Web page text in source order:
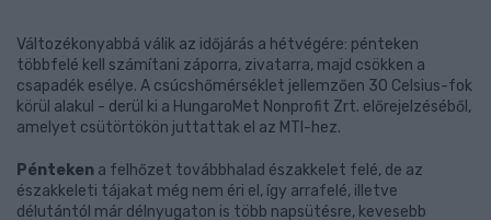
Változékonyabbá válik az időjárás a hétvégére: pénteken
többfelé kell számítani záporra, zivatarra, majd csökken a
csapadék esélye. A csúcshőmérséklet jellemzően 30 Celsius-fok
körül alakul - derül ki a HungaroMet Nonprofit Zrt. előrejelzéséből,
amelyet csütörtökön juttattak el az MTI-hez.
Pénteken a felhőzet továbbhalad északkelet felé, de az
északkeleti tájakat még nem éri el, így arrafelé, illetve
délutántól már délnyugaton is több napsütésre, kevesebb